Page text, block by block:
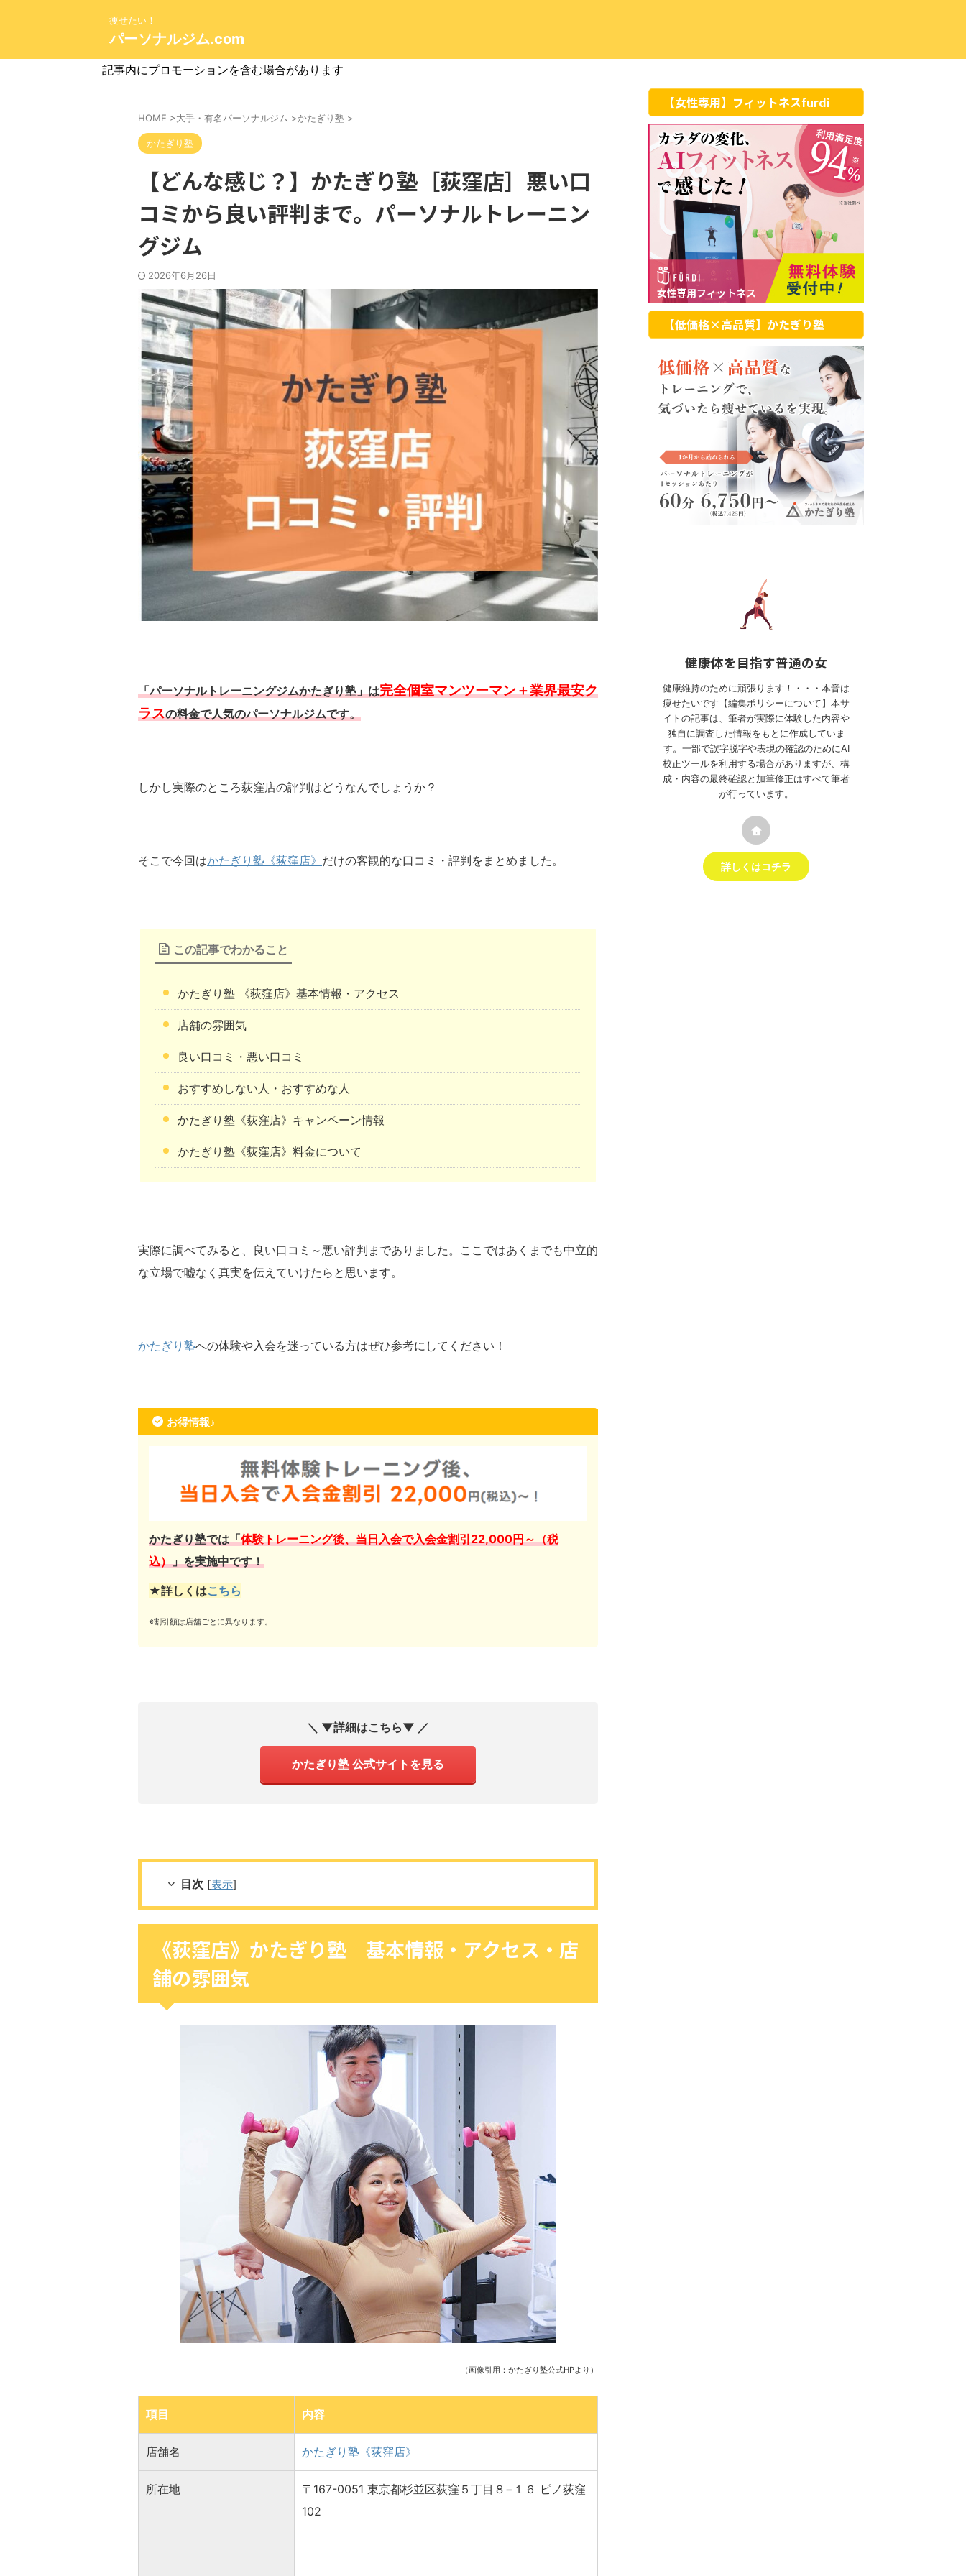
痩せたい！
パーソナルジム.com
記事内にプロモーションを含む場合があります
HOME >大手・有名パーソナルジム >かたぎり塾 >
かたぎり塾
【どんな感じ？】かたぎり塾［荻窪店］悪い口
コミから良い評判まで。パーソナルトレーニン
グジム
2026年6月26日
「パーソナルトレーニングジムかたぎり塾」は完全個室マンツーマン＋業界最安ク
ラスの料金で人気のパーソナルジムです。
しかし実際のところ荻窪店の評判はどうなんでしょうか？
そこで今回はかたぎり塾《荻窪店》 だけの客観的な口コミ・評判をまとめました。
この記事でわかること
かたぎり塾 《荻窪店》基本情報・アクセス
店舗の雰囲気
良い口コミ・悪い口コミ
おすすめしない人・おすすめな人
かたぎり塾《荻窪店》キャンペーン情報
かたぎり塾《荻窪店》料金について
実際に調べてみると、良い口コミ～悪い評判までありました。ここではあくまでも中立的
な立場で嘘なく真実を伝えていけたらと思います。
かたぎり塾への体験や入会を迷っている方はぜひ参考にしてください！
お得情報♪
かたぎり塾では「体験トレーニング後、当日入会で入会金割引22,000円～（税
込）」を実施中です！
★詳しくはこちら
※割引額は店舗ごとに異なります。
＼ ▼詳細はこちら▼ ／
かたぎり塾 公式サイトを見る
目次 [表示]
《荻窪店》かたぎり塾 基本情報・アクセス・店
舗の雰囲気
（画像引用：かたぎり塾公式HPより）
項目 内容
店舗名 かたぎり塾《荻窪店》
所在地
〒167-0051 東京都杉並区荻窪５丁目８−１６ ピノ荻窪
102
【女性専用】フィットネスfurdi
【低価格×高品質】かたぎり塾
健康体を目指す普通の女
健康維持のために頑張ります！・・・本音は
痩せたいです【編集ポリシーについて】本サ
イトの記事は、筆者が実際に体験した内容や
独自に調査した情報をもとに作成していま
す。一部で誤字脱字や表現の確認のためにAI
校正ツールを利用する場合がありますが、構
成・内容の最終確認と加筆修正はすべて筆者
が行っています。
詳しくはコチラ